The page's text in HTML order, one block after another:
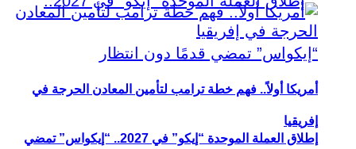
إطلاق العملة الموحدة “إيكو” في 2027.. “إيكواس” تمضي
أمريكا أولاً.. فهم خطة ترامب لتأمين المعادن الحرجة في
إفريقيا